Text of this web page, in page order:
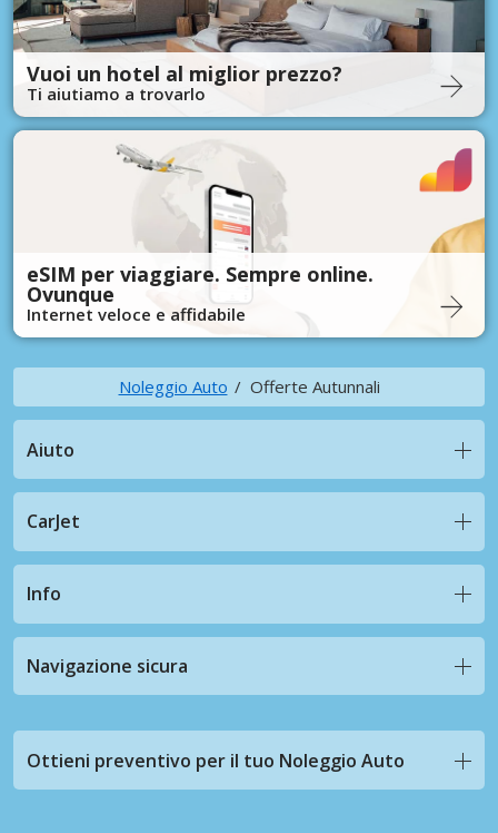
Vuoi un hotel al miglior prezzo?
Ti aiutiamo a trovarlo
eSIM per viaggiare. Sempre online.
Ovunque
Internet veloce e affidabile
Noleggio Auto Offerte Autunnali
Aiuto
CarJet
Info
Navigazione sicura
Ottieni preventivo per il tuo Noleggio Auto